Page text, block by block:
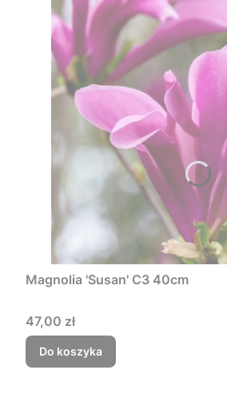
Magnolia 'Susan' C3 40cm
Cena
47,00 zł
Do koszyka